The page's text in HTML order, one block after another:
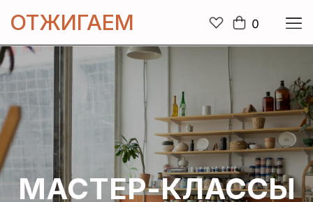
ОТЖИГАЕМ
МАСТЕР-КЛАССЫ
for friends